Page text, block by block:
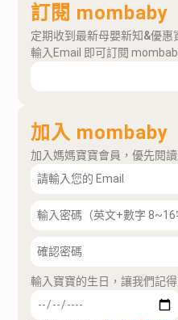
訂閱 mombaby
定期收到最新母嬰新知&優惠
輸入Email 即可訂閱
加入 mombaby
加入媽媽寶寶會員，優先閱
輸入寶寶的生日，讓我們記